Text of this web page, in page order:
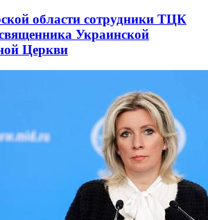
области сотрудники ТЦК
Украинской
Церкви